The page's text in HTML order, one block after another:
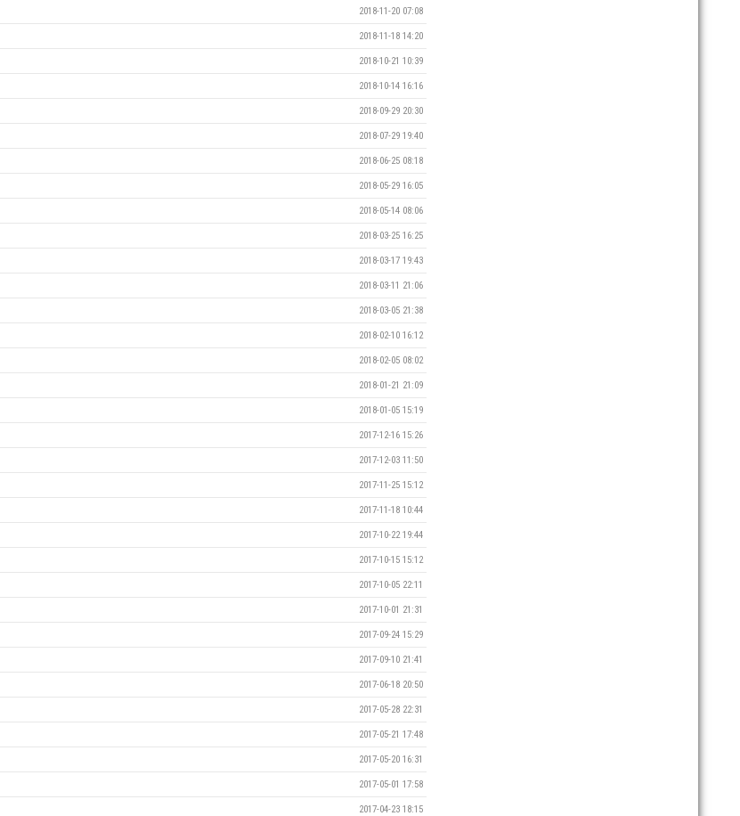
2018-11-20 07:08
2018-11-18 14:20
2018-10-21 10:39
2018-10-14 16:16
2018-09-29 20:30
2018-07-29 19:40
2018-06-25 08:18
2018-05-29 16:05
2018-05-14 08:06
2018-03-25 16:25
2018-03-17 19:43
2018-03-11 21:06
2018-03-05 21:38
2018-02-10 16:12
2018-02-05 08:02
2018-01-21 21:09
2018-01-05 15:19
2017-12-16 15:26
2017-12-03 11:50
2017-11-25 15:12
2017-11-18 10:44
2017-10-22 19:44
2017-10-15 15:12
2017-10-05 22:11
2017-10-01 21:31
2017-09-24 15:29
2017-09-10 21:41
2017-06-18 20:50
2017-05-28 22:31
2017-05-21 17:48
2017-05-20 16:31
2017-05-01 17:58
2017-04-23 18:15